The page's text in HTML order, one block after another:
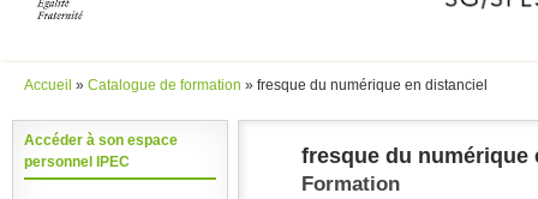
Vous êtes ici
Accueil » Catalogue de formation » fresque du numérique en distanciel
Accéder à son espace
personnel IPEC
fresque du numérique
Formation